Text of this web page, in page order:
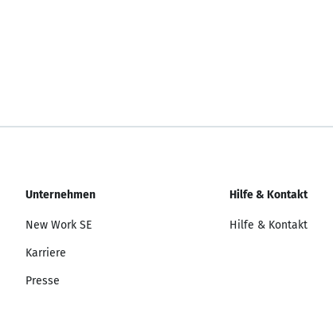
Unternehmen
New Work SE
Karriere
Presse
Hilfe & Kontakt
Hilfe & Kontakt